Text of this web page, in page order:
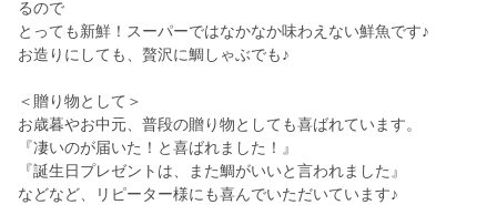
るので
とっても新鮮！スーパーではなかなか味わえない鮮魚です♪
お造りにしても、贅沢に鯛しゃぶでも♪
＜贈り物として＞
お歳暮やお中元、普段の贈り物としても喜ばれています。
『凄いのが届いた！と喜ばれました！』
『誕生日プレゼントは、また鯛がいいと言われました』
などなど、リピーター様にも喜んでいただいています♪